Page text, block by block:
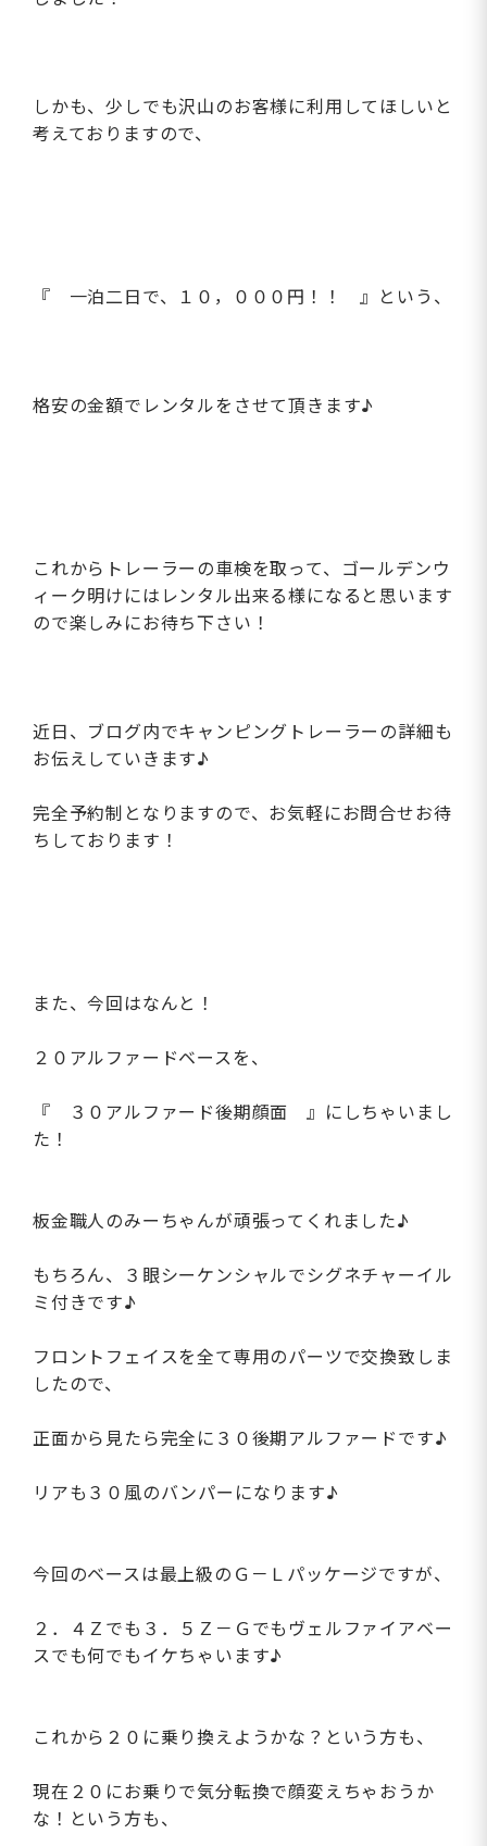
しかも、少しでも沢山のお客様に利用してほしいと
考えておりますので、
『 一泊二日で、１０，０００円！！ 』という、
格安の金額でレンタルをさせて頂きます♪
これからトレーラーの車検を取って、ゴールデンウ
ィーク明けにはレンタル出来る様になると思います
ので楽しみにお待ち下さい！
近日、ブログ内でキャンピングトレーラーの詳細も
お伝えしていきます♪
完全予約制となりますので、お気軽にお問合せお待
ちしております！
また、今回はなんと！
２０アルファードベースを、
『 ３０アルファード後期顔面 』にしちゃいまし
た！
板金職人のみーちゃんが頑張ってくれました♪
もちろん、３眼シーケンシャルでシグネチャーイル
ミ付きです♪
フロントフェイスを全て専用のパーツで交換致しま
したので、
正面から見たら完全に３０後期アルファードです♪
リアも３０風のバンパーになります♪
今回のベースは最上級のＧ－Ｌパッケージですが、
２．４Ｚでも３．５Ｚ－Ｇでもヴェルファイアベー
スでも何でもイケちゃいます♪
これから２０に乗り換えようかな？という方も、
現在２０にお乗りで気分転換で顔変えちゃおうか
な！という方も、